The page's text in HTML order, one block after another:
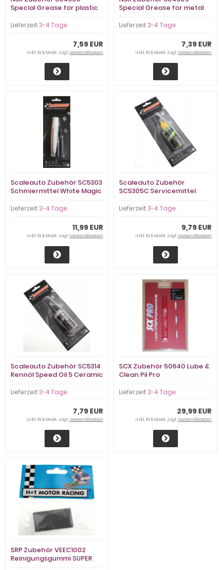
Special Grease for plastic
Lieferzeit:3-4 Tage
7,59 EUR
inkl. 19 % MwSt. zzgl.Versandkosten
Special Grease for metal
Lieferzeit:3-4 Tage
7,39 EUR
inkl. 19 % MwSt. zzgl.Versandkosten
Scaleauto Zubehör SC5303
Schmiermittel White Magic
Lieferzeit:3-4 Tage
11,99 EUR
inkl. 19 % MwSt. zzgl.Versandkosten
Scaleauto Zubehör
SC5305C Servicemittel
Voodoo 3.0 (20ml)
Lieferzeit:3-4 Tage
9,79 EUR
inkl. 19 % MwSt. zzgl.Versandkosten
Scaleauto Zubehör SC5314
Rennöl Speed Oil 5 Ceramic
Lieferzeit:3-4 Tage
7,79 EUR
inkl. 19 % MwSt. zzgl.Versandkosten
SCX Zubehör 50640 Lube &
Clean Pil Pro
Lieferzeit:3-4 Tage
29,99 EUR
inkl. 19 % MwSt. zzgl.Versandkosten
SRP Zubehör VEEC1002
Reinigungsgummi SUPER